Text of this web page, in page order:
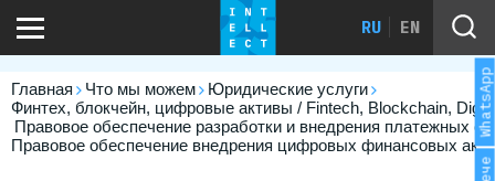
RU EN
WhatsApp
Главная Что мы можем
Юридические услуги
Финтех, блокчейн, цифровые активы / Fintech, Blockchain,
Правовое обеспечение разработки и внедрения платежных
Правовое обеспечение внедрения цифровых финансовых